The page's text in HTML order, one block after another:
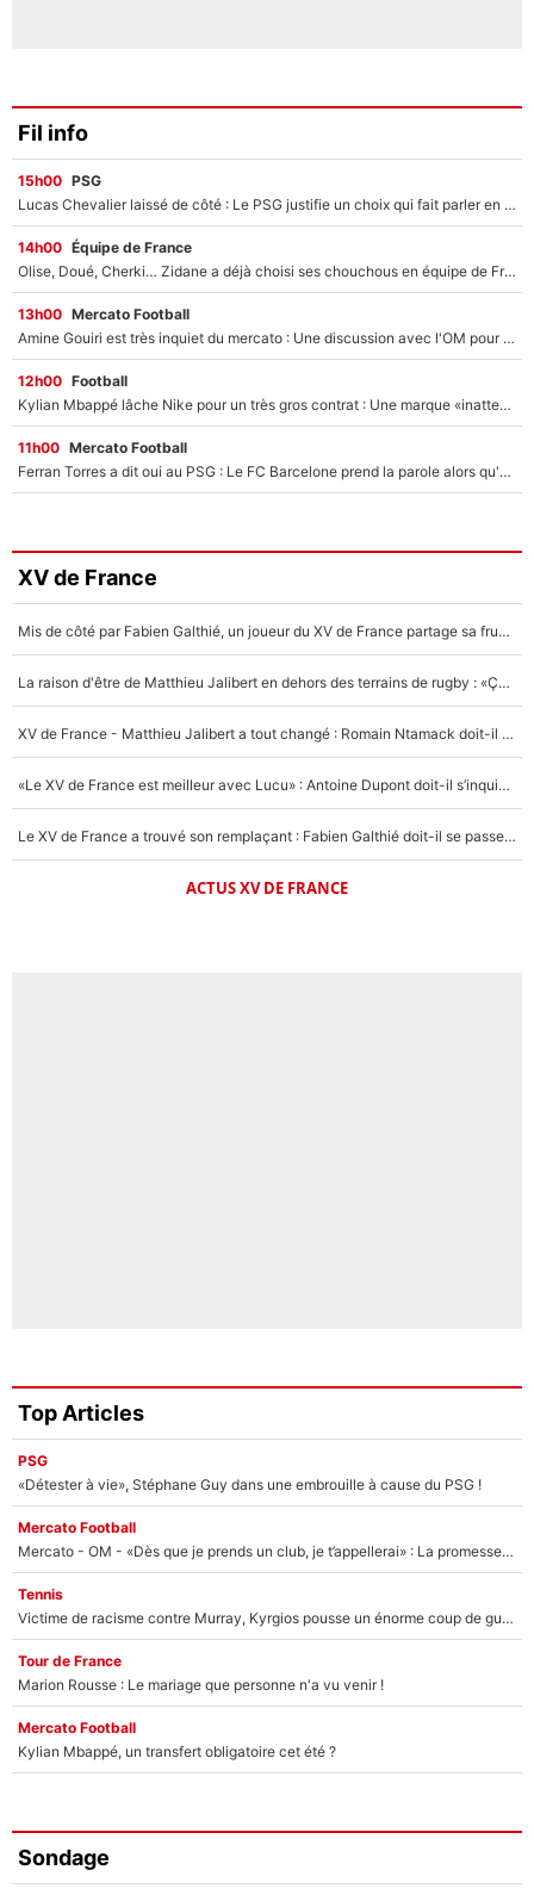
Fil info
15h00 PSG
Lucas Chevalier laissé de côté : Le PSG justifie un choix qui fait parler en plein mercato
14h00 Équipe de France
Olise, Doué, Cherki… Zidane a déjà choisi ses chouchous en équipe de France ? L’IA annonce des surprises sans Kylian Mbappé !
13h00 Mercato Football
Amine Gouiri est très inquiet du mercato : Une discussion avec l'OM pour acter son transfert !
12h00 Football
Kylian Mbappé lâche Nike pour un très gros contrat : Une marque «inattendue» va frapper très fort
11h00 Mercato Football
Ferran Torres a dit oui au PSG : Le FC Barcelone prend la parole alors qu'un transfert de l'attaquant espagnol prend forme
XV de France
Mis de côté par Fabien Galthié, un joueur du XV de France partage sa frustration : «ils ne me l’ont pas dit tout de suite»
La raison d'être de Matthieu Jalibert en dehors des terrains de rugby : «Ça m'atteint autant que si tu touches à un membre de ma famille»
XV de France - Matthieu Jalibert a tout changé : Romain Ntamack doit-il s’inquiéter pour sa place à un an de la Coupe du monde ?
«Le XV de France est meilleur avec Lucu» : Antoine Dupont doit-il s’inquiéter pour sa place ?
Le XV de France a trouvé son remplaçant : Fabien Galthié doit-il se passer d'Antoine Dupont ?
ACTUS XV DE FRANCE
Top Articles
PSG
«Détester à vie», Stéphane Guy dans une embrouille à cause du PSG !
Mercato Football
Mercato - OM - «Dès que je prends un club, je t’appellerai» : La promesse de Marcelino au moment de claquer la porte
Tennis
Victime de racisme contre Murray, Kyrgios pousse un énorme coup de gueule !
Tour de France
Marion Rousse : Le mariage que personne n'a vu venir !
Mercato Football
Kylian Mbappé, un transfert obligatoire cet été ?
Sondage